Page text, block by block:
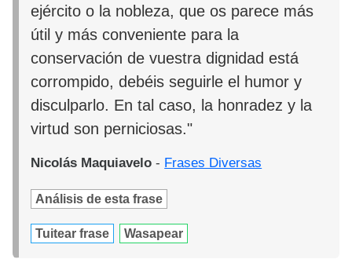
ejército o la nobleza, que os parece más
útil y más conveniente para la
conservación de vuestra dignidad está
corrompido, debéis seguirle el humor y
disculparlo. En tal caso, la honradez y la
virtud son perniciosas."
Nicolás Maquiavelo - Frases Diversas
Análisis de esta frase
Tuitear frase Wasapear